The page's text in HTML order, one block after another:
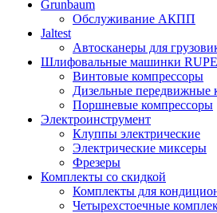
Grunbaum
Обслуживание АКПП
Jaltest
Автосканеры для
Шлифовальные машинки
Винтовые компрессоры
Дизельные передвижные
Поршневые компрессоры
Электроинструмент
Клуппы электрические
Электрические миксеры
Фрезеры
Комплекты со скидкой
Комплекты для
Четырехстоечные